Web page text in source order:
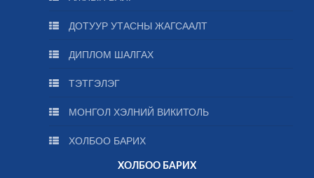
ДОТУУР УТАСНЫ ЖАГСААЛТ
ДИПЛОМ ШАЛГАХ
ТЭТГЭЛЭГ
МОНГОЛ ХЭЛНИЙ ВИКИТОЛЬ
ХОЛБОО БАРИХ
ХОЛБОО БАРИХ